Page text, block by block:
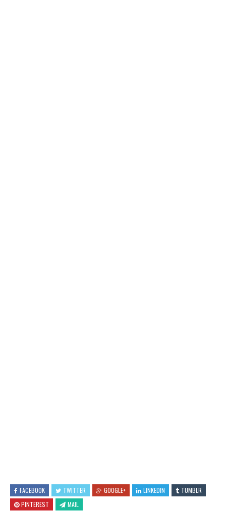
FACEBOOK TWITTER GOOGLE+ LINKEDIN
TUMBLR
PINTEREST
MAIL